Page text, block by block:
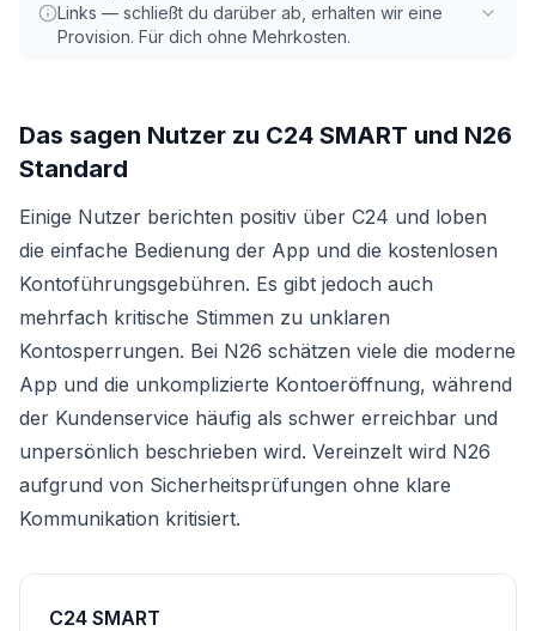
Links — schließt du darüber ab, erhalten wir eine
Provision. Für dich ohne Mehrkosten.
Das sagen Nutzer zu C24 SMART und N26
Standard
Einige Nutzer berichten positiv über C24 und loben
die einfache Bedienung der App und die kostenlosen
Kontoführungsgebühren. Es gibt jedoch auch
mehrfach kritische Stimmen zu unklaren
Kontosperrungen. Bei N26 schätzen viele die moderne
App und die unkomplizierte Kontoeröffnung, während
der Kundenservice häufig als schwer erreichbar und
unpersönlich beschrieben wird. Vereinzelt wird N26
aufgrund von Sicherheitsprüfungen ohne klare
Kommunikation kritisiert.
C24 SMART